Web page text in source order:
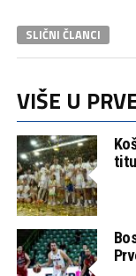
SLIČNI ČLANCI
VIŠE U